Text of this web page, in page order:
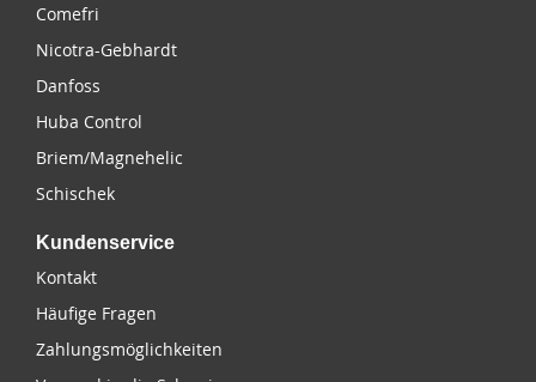
Comefri
Nicotra-Gebhardt
Danfoss
Huba Control
Briem/Magnehelic
Schischek
Kundenservice
Kontakt
Häufige Fragen
Zahlungsmöglichkeiten